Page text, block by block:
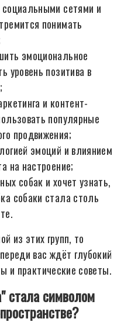
сетями и
понимать
эмоциональное
уровень позитива в
и контент-
популярные
продвижения;
эмоций и влиянием
на настроение;
собак и хочет узнать,
собаки стала столь
из этих групп, то
вас ждёт глубокий
и практические советы.
стала символом